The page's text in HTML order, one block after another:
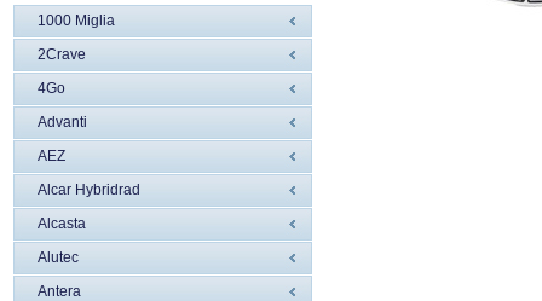
1000 Miglia
2Crave
4Go
Advanti
AEZ
Alcar Hybridrad
Alcasta
Alutec
Antera